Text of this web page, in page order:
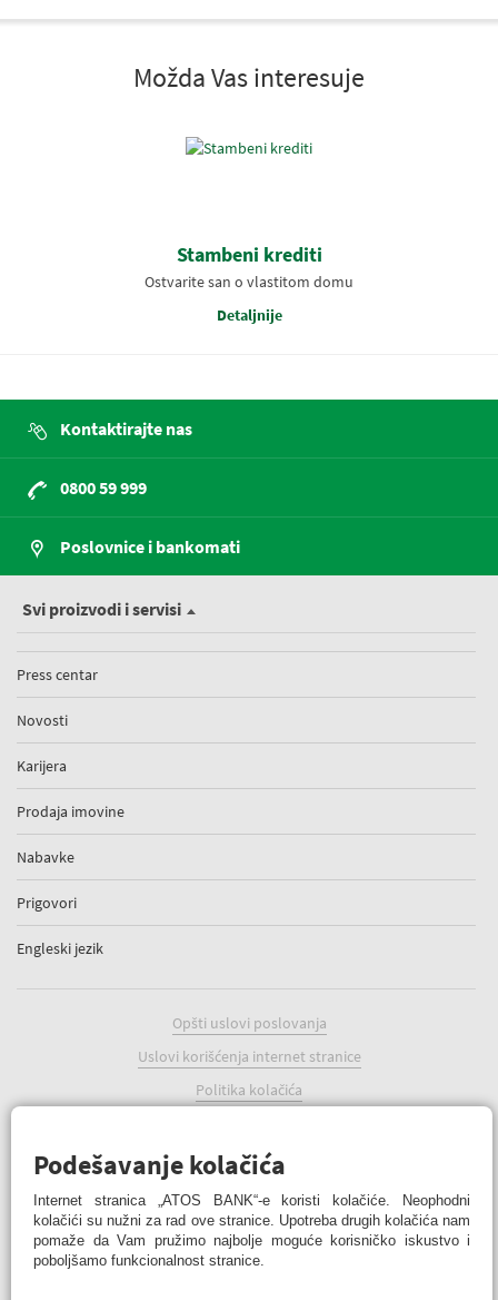
Možda Vas interesuje
Stambeni krediti
Ostvarite san o vlastitom domu
Detaljnije
Kontaktirajte nas
0800 59 999
Poslovnice i bankomati
Svi proizvodi i servisi
Press centar
Novosti
Karijera
Prodaja imovine
Nabavke
Prigovori
Engleski jezik
Opšti uslovi poslovanja
Uslovi korišćenja internet stranice
Politika kolačića
ATOS BANK Online
Podešavanje kolačića
Internet stranica „ATOS BANK“-e koristi kolačiće. Neophodni
kolačići su nužni za rad ove stranice. Upotreba drugih kolačića nam
pomaže da Vam pružimo najbolje moguće korisničko iskustvo i
poboljšamo funkcionalnost stranice.